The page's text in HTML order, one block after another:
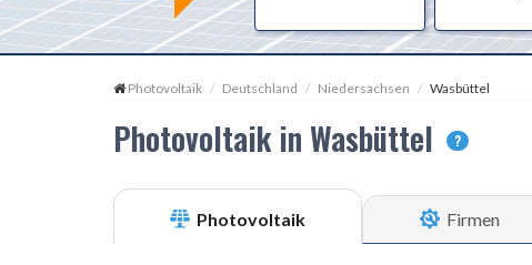
Photovoltaik Deutschland Niedersachsen Wasbüttel
Photovoltaik in Wasbüttel ?
Photovoltaik Firmen